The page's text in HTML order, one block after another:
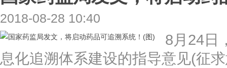
2018-08-28 10:40
8月24日
息化追溯体系建设的指导意见(征